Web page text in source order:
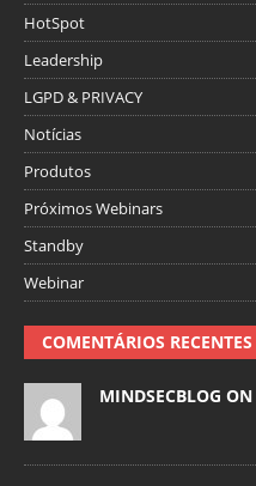
HotSpot
Leadership
LGPD & PRIVACY
Notícias
Produtos
Próximos Webinars
Standby
Webinar
COMENTÁRIOS RECENTES
MINDSECBLOG ON